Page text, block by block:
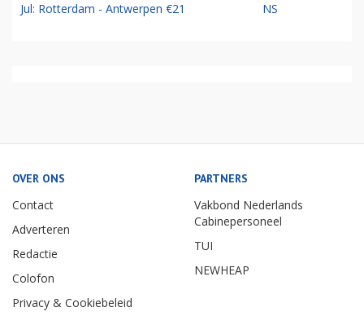
Jul: Rotterdam - Antwerpen €21 NS
OVER ONS
Contact
Adverteren
Redactie
Colofon
Privacy & Cookiebeleid
PARTNERS
Vakbond Nederlands
Cabinepersoneel
TUI
NEWHEAP